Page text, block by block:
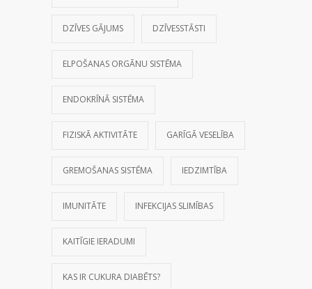
DZĪVES GĀJUMS DZĪVESSTĀSTI
ELPOŠANAS ORGĀNU SISTĒMA
ENDOKRĪNĀ SISTĒMA
FIZISKĀ AKTIVITĀTE GARĪGĀ VESELĪBA
GREMOŠANAS SISTĒMA IEDZIMTĪBA
IMUNITĀTE INFEKCIJAS SLIMĪBAS
KAITĪGIE IERADUMI
KAS IR CUKURA DIABĒTS?